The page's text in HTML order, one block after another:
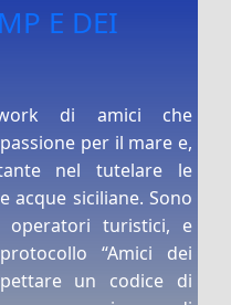
E DEI
di amici che
per il mare e,
nel tutelare le
acque siciliane. Sono
operatori turistici, e
“Amici dei
un codice di